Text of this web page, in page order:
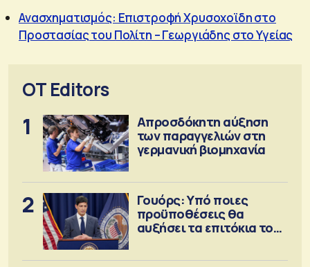
Ανασχηματισμός: Επιστροφή Χρυσοχοϊδη στο
Προστασίας του Πολίτη – Γεωργιάδης στο Υγείας
OT Editors
1
Απροσδόκητη αύξηση
των παραγγελιών στη
γερμανική βιομηχανία
2
Γουόρς: Υπό ποιες
προϋποθέσεις θα
αυξήσει τα επιτόκια τον